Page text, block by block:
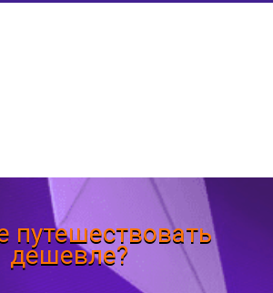
путешествовать
дешевле?